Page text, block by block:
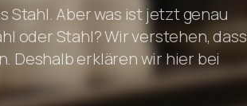
Stahl. Aber was ist jetzt genau
oder Stahl? Wir verstehen, dass
Deshalb erklären wir hier bei